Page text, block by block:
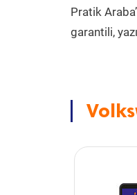
Pratik
garantili,